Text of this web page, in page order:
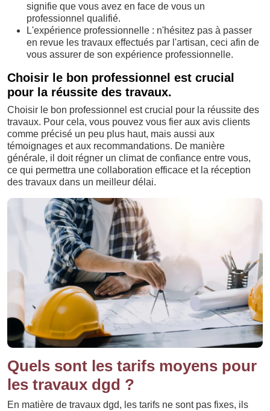
signifie que vous avez en face de vous un
professionnel qualifié.
L'expérience professionnelle : n'hésitez pas à passer
en revue les travaux effectués par l'artisan, ceci afin de
vous assurer de son expérience professionnelle.
Choisir le bon professionnel est crucial
pour la réussite des travaux.
Choisir le bon professionnel est crucial pour la réussite des
travaux. Pour cela, vous pouvez vous fier aux avis clients
comme précisé un peu plus haut, mais aussi aux
témoignages et aux recommandations. De manière
générale, il doit régner un climat de confiance entre vous,
ce qui permettra une collaboration efficace et la réception
des travaux dans un meilleur délai.
Quels sont les tarifs moyens pour
les travaux dgd ?
En matière de travaux dgd, les tarifs ne sont pas fixes, ils